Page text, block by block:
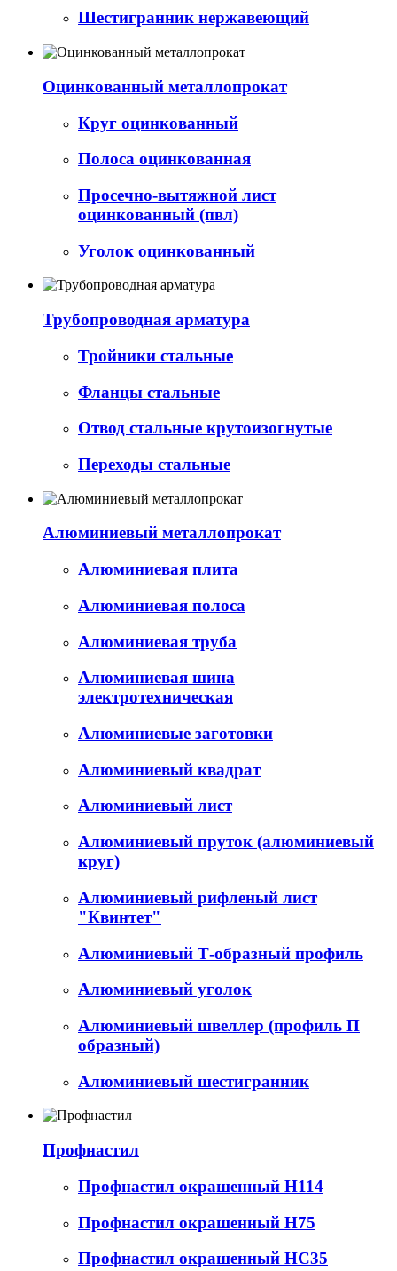
Шестигранник нержавеющий
Оцинкованный металлопрокат
Круг оцинкованный
Полоса оцинкованная
Просечно-вытяжной лист
оцинкованный (пвл)
Уголок оцинкованный
Трубопроводная арматура
Тройники стальные
Фланцы стальные
Отвод стальные крутоизогнутые
Переходы стальные
Алюминиевый металлопрокат
Алюминиевая плита
Алюминиевая полоса
Алюминиевая труба
Алюминиевая шина
электротехническая
Алюминиевые заготовки
Алюминиевый квадрат
Алюминиевый лист
Алюминиевый пруток (алюминиевый
круг)
Алюминиевый рифленый лист
"Квинтет"
Алюминиевый Т-образный профиль
Алюминиевый уголок
Алюминиевый швеллер (профиль П
образный)
Алюминиевый шестигранник
Профнастил
Профнастил окрашенный Н114
Профнастил окрашенный Н75
Профнастил окрашенный НС35